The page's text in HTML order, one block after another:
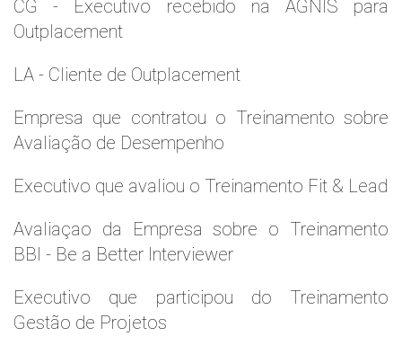
CG - Executivo recebido na AGNIS para
Outplacement
LA - Cliente de Outplacement
Empresa que contratou o Treinamento sobre
Avaliação de Desempenho
Executivo que avaliou o Treinamento Fit & Lead
Avaliaçao da Empresa sobre o Treinamento
BBI - Be a Better Interviewer
Executivo que participou do Treinamento
Gestão de Projetos